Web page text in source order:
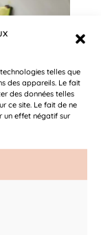
telles que
des appareils. Le fait
des données telles
ce site. Le fait de ne
un effet négatif sur